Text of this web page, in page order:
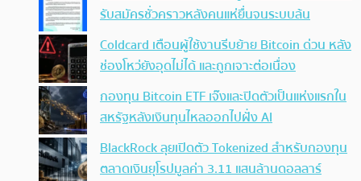
รับสมัครชั่วคราวหลังคนแห่ยื่นจนระบบล้น
Coldcard เตือนผู้ใช้งานรีบย้าย Bitcoin ด่วน หลัง
ช่องโหว่ยังอุดไม่ได้ และถูกเจาะต่อเนื่อง
กองทุน Bitcoin ETF เจ๊งและปิดตัวเป็นแห่งแรกใน
สหรัฐหลังเงินทุนไหลออกไปฝั่ง AI
BlackRock ลุยเปิดตัว Tokenized สำหรับกองทุน
ตลาดเงินยุโรปมูลค่า 3.11 แสนล้านดอลลาร์